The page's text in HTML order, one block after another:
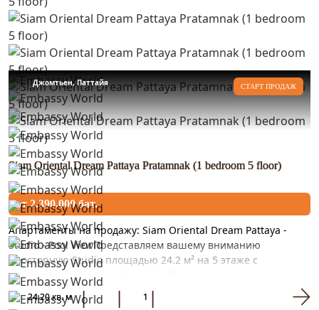
Siam Oriental Dream Pattaya Pratamnak (1 bedroom 5 floor)
от 2.390.000 бат.
Апартаменты на продажу: Siam Oriental Dream Pattaya -
Studio - Pool ViewПредставляем вашему вниманию
просторную Studio площадью 24.2 м² на 5 этаже с
прекрасным видом на бассейн. Пространство отделано
качественным материа...
24.20 кв. м 1
Джомтьен, Паттайя СТАРТ ПРОДАЖ